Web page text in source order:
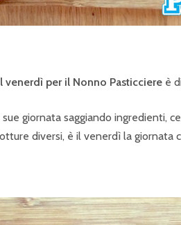
venerdì per il Nonno Pasticciere è
giornata saggiando ingredienti,
diversi, è il venerdì la giornata